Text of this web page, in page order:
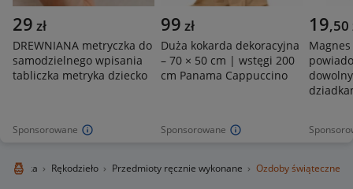
Sponsorowane
29 zł
DREWNIANA metryczka do
samodzielnego wpisania
tabliczka metryka dziecko
Sponsorowane
99 zł
Duża kokarda dekoracyjna
– 70 × 50 cm | wstęgi 200
cm Panama Cappuccino
19,50
Magnes
i sztuka Rękodzieło Przedmioty ręcznie wykonane Ozdoby świąteczne